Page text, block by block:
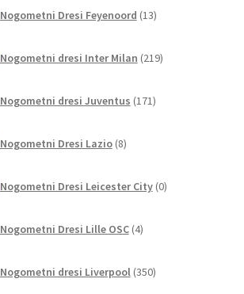
Nogometni Dresi Feyenoord 13izdelkov
Nogometni dresi Inter Milan 219izdelkov
Nogometni dresi Juventus 171izdelkov
Nogometni Dresi Lazio 8izdelkov
Nogometni Dresi Leicester City 0izdelkov
Nogometni Dresi Lille OSC 4izdelki
Nogometni dresi Liverpool 350izdelkov